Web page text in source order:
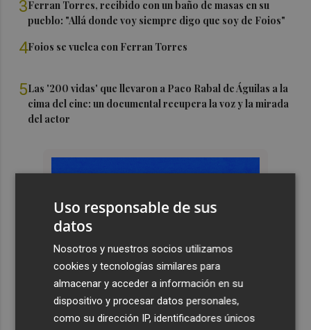
3Ferran Torres, recibido con un baño de masas en su
pueblo: "Allá donde voy siempre digo que soy de Foios"
4Foios se vuelca con Ferran Torres
5Las '200 vidas' que llevaron a Paco Rabal de Águilas a la
cima del cine: un documental recupera la voz y la mirada
del actor
Uso responsable de sus
datos
Nosotros y nuestros socios utilizamos
cookies y tecnologías similares para
almacenar y acceder a información en su
dispositivo y procesar datos personales,
como su dirección IP, identificadores únicos